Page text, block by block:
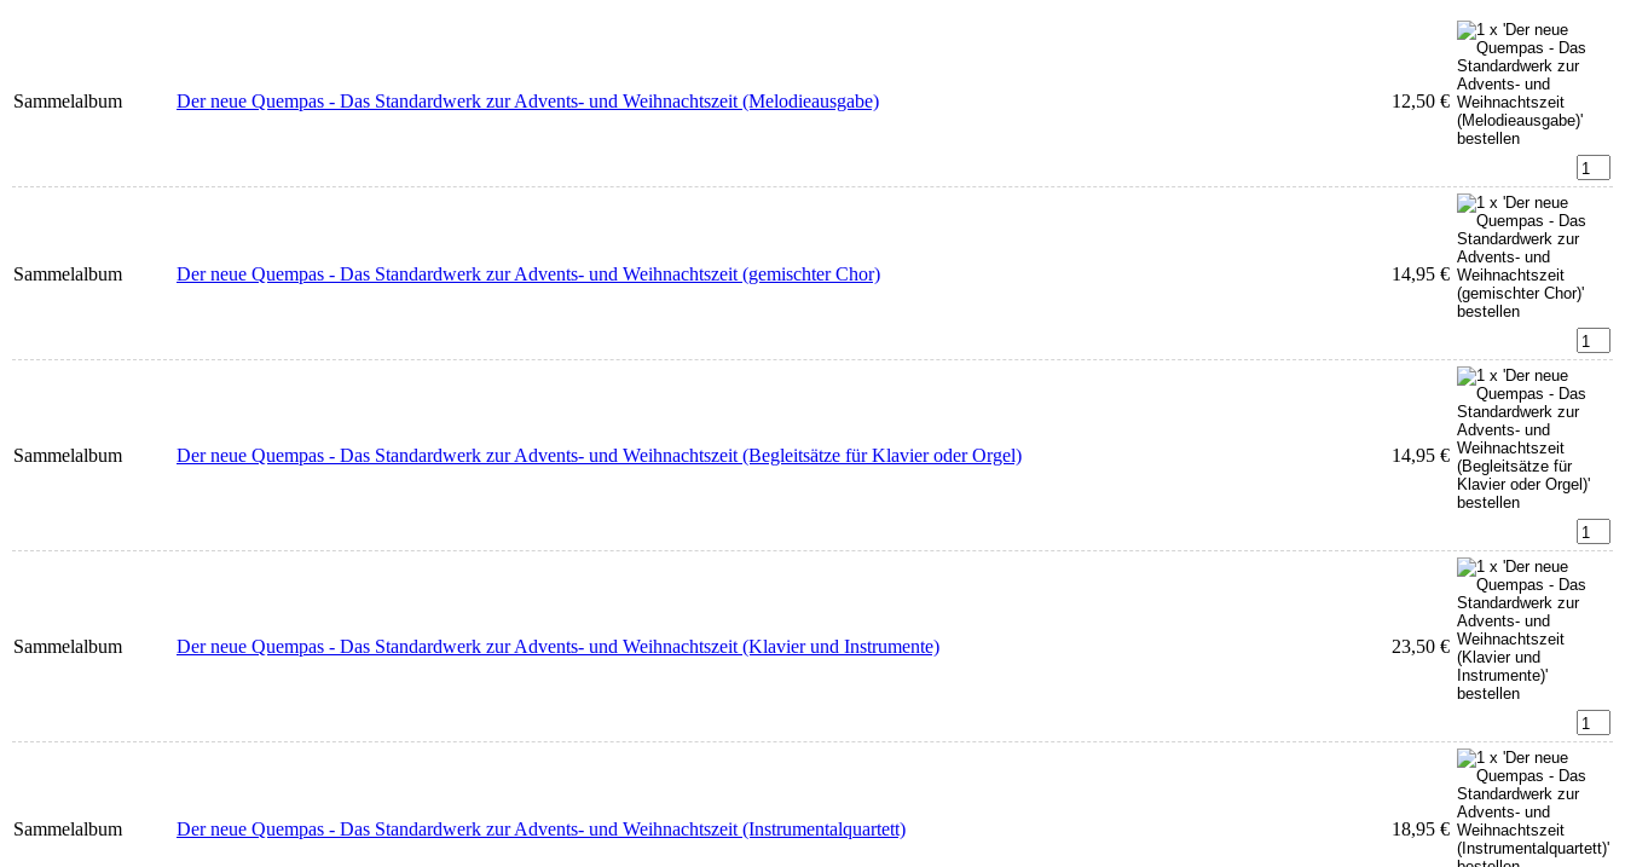
Sammelalbum Der neue Quempas - Das Standardwerk zur Advents- und Weihnachtszeit (Melodieausgabe) 12,50 €
Sammelalbum Der neue Quempas - Das Standardwerk zur Advents- und Weihnachtszeit (gemischter Chor) 14,95 €
Sammelalbum Der neue Quempas - Das Standardwerk zur Advents- und Weihnachtszeit (Begleitsätze für Klavier oder Orgel) 14,95 €
Sammelalbum Der neue Quempas - Das Standardwerk zur Advents- und Weihnachtszeit (Klavier und Instrumente) 23,50 €
Sammelalbum Der neue Quempas - Das Standardwerk zur Advents- und Weihnachtszeit (Instrumentalquartett) 18,95 €